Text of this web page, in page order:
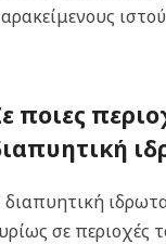
ποιες
ιαπυητική
σε περιοχές